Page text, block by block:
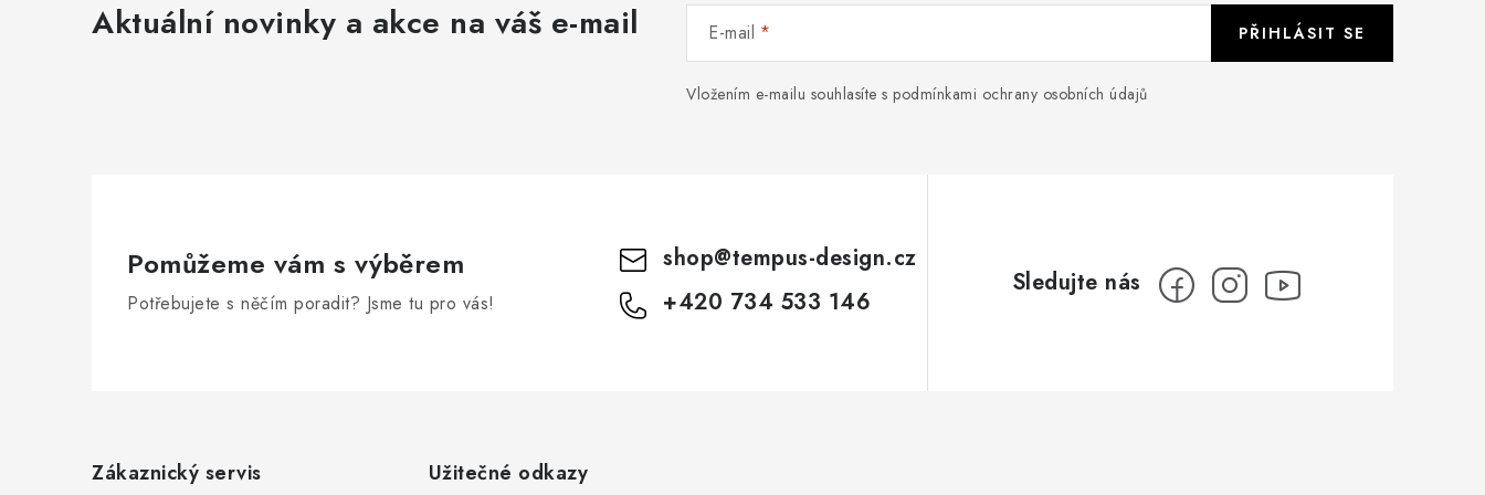
Aktuální novinky a akce na váš e-mail E-mail
Vložením e-mailu souhlasíte s podmínkami ochrany osobních údajů
PŘIHLÁSIT SE
Pomůžeme vám s výběrem
Potřebujete s něčím poradit? Jsme tu pro vás!
shop@tempus-design.cz
+420 734 533 146
Zákaznický servis Užitečné odkazy